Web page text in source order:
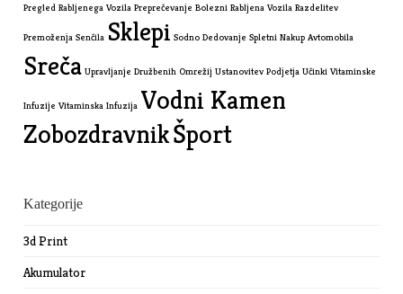
Pregled Rabljenega Vozila Preprečevanje Bolezni Rabljena Vozila Razdelitev
Premoženja Senčila Sklepi Sodno Dedovanje Spletni Nakup Avtomobila
Sreča Upravljanje Družbenih Omrežij Ustanovitev Podjetja Učinki Vitaminske
Infuzije Vitaminska Infuzija Vodni Kamen
ZobozdravnikŠport
Kategorije
3d Print
Akumulator